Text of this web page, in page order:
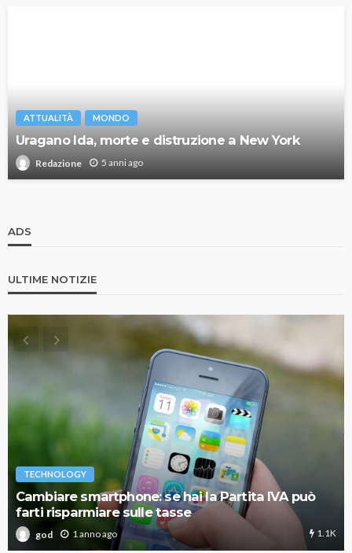
ATTUALITÀ MONDO
Uragano Ida, morte e distruzione a New York
Redazione 5 anni ago
ADS
ULTIME NOTIZIE
TECHNOLOGY
Cambiare smartphone: se hai la Partita IVA può
farti risparmiare sulle tasse
god 1 anno ago 1.1K